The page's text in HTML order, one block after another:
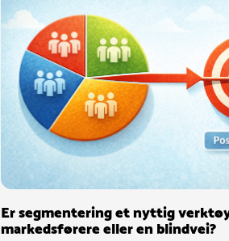
Er segmentering et nyttig
markedsførere eller en blindvei?